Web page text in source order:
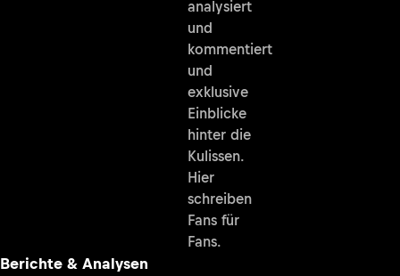
analysiert
und
kommentiert
und
exklusive
Einblicke
hinter die
Kulissen.
Hier
schreiben
Fans für
Fans.
Berichte & Analysen